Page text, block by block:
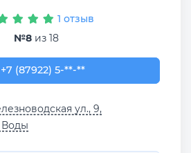
1 отзыв
№8из 18
(87922) 5-58-58
+7 (87922) 5-**-**
ул., 9,